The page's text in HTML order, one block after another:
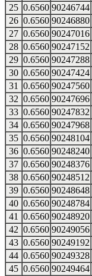
25 0.6560 90246744
26 0.6560 90246880
27 0.6560 90247016
28 0.6560 90247152
29 0.6560 90247288
30 0.6560 90247424
31
0.6560 90247560
32 0.6560 90247696
33 0.6560 90247832
34 0.6560 90247968
35 0.6560 90248104
36 0.6560 90248240
37 0.6560 90248376
38 0.6560 90248512
39 0.6560 90248648
40 0.6560 90248784
41
0.6560 90248920
42 0.6560 90249056
43 0.6560 90249192
44 0.6560 90249328
45 0.6560 90249464